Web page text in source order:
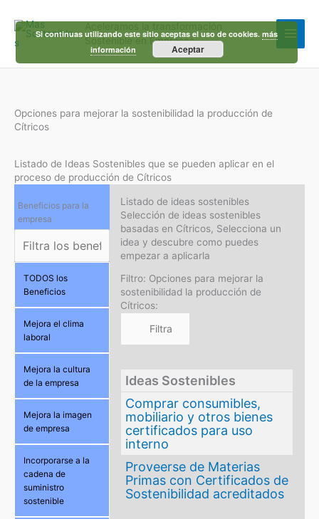
contenido
Sostenible en Empresas
Opciones para mejorar la sostenibilidad la producción de
Cítricos
Listado de Ideas Sostenibles que se pueden aplicar en el
proceso de producción de Cítricos
Beneficios para la
empresa
TODOS los
Beneficios
Mejora el clima
laboral
Mejora la cultura
de la empresa
Mejora la imagen
de empresa
Incorporarse a la
cadena de
suministro
sostenible
Listado de ideas sostenibles
Selección de ideas sostenibles
basadas en Cítricos, Selecciona un
idea y descubre como puedes
empezar a aplicarla
Filtro: Opciones para mejorar la
sostenibilidad la producción de
Cítricos:
Ideas Sostenibles
Comprar consumibles,
mobiliario y otros bienes
certificados para uso
interno
Proveerse de Materias
Primas con Certificados de
Sostenibilidad acreditados
Si continuas utilizando este sitio aceptas el uso de cookies.más
información
Aceptar